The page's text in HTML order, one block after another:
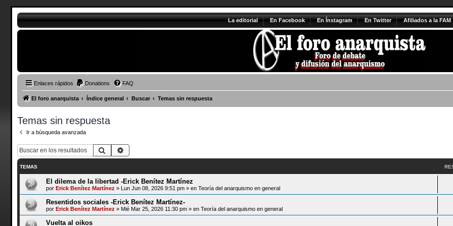
La editorial En Facebook En Ínstagram En Twitter Afiliados a la FAM
Enlaces rápidos Donations FAQ
El foro anarquista Índice general Buscar Temas sin respuesta
Temas sin respuesta
Ir a búsqueda avanzada
Buscar
TEMAS
El dilema de la libertad -Erick Benítez Martínez
por Erick Benítez Martínez » Lun Jun 08, 2026 9:51 pm» en Teoría del anarquismo en general
Resentidos sociales -Erick Benítez Martínez-
por Erick Benítez Martínez » Mié Mar 25, 2026 11:30 pm» en Teoría del anarquismo en general
Vuelta al oikos